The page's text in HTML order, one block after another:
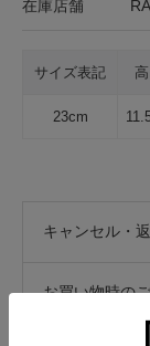
在庫店舗
サイズ表記 高
23cm
キャンセル・
お買い物時の